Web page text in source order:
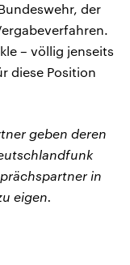
der
– völlig jenseits
diese Position
geben deren
in
eigen.